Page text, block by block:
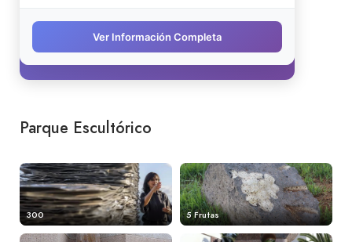
Parque Escultórico
300 5 Frutas